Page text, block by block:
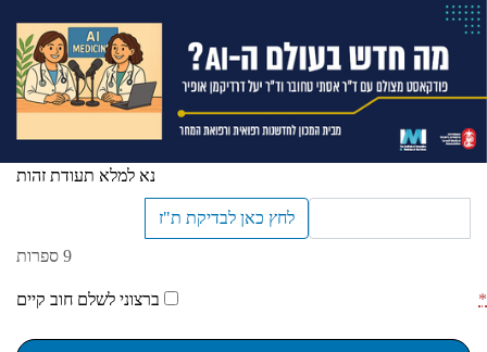
נא למלא תעודת זהות
לחץ כאן לבדיקת ת"ז
ברצוני לשלם חוב קיים